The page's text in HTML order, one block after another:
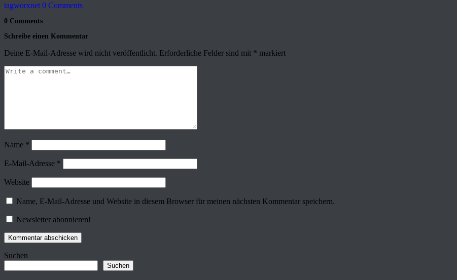
tagworxnet 0 Comments
0 Comments
Schreibe einen Kommentar
Deine E-Mail-Adresse wird nicht veröffentlicht. Erforderliche Felder sind mit * markiert
Name *
E-Mail-Adresse *
Website
Name, E-Mail-Adresse und Website in diesem Browser für meinen nächsten Kommentar speichern.
Newsletter abonnieren!
Suchen
Suchen